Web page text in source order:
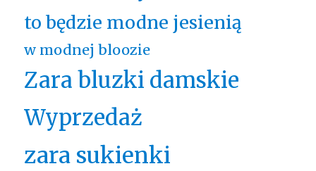
to będzie modne jesienią
w modnej bloozie
Zara bluzki damskie
Wyprzedaż
zara sukienki